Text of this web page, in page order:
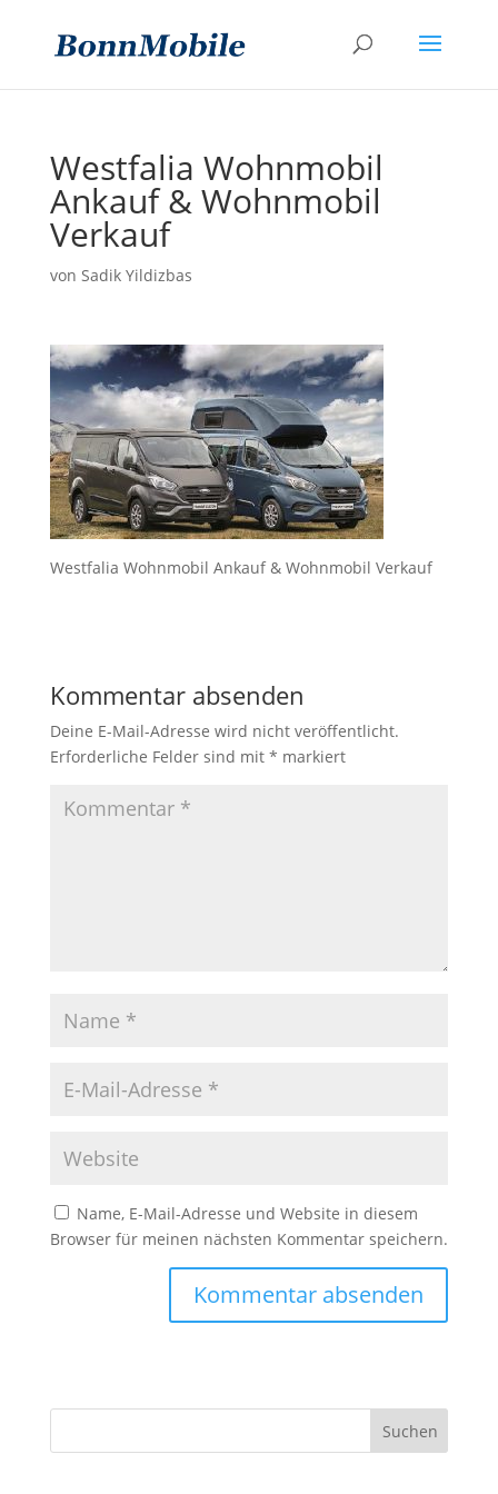
Westfalia Wohnmobil
Ankauf & Wohnmobil
Verkauf
von Sadik Yildizbas
Westfalia Wohnmobil Ankauf & Wohnmobil Verkauf
Kommentar absenden
Deine E-Mail-Adresse wird nicht veröffentlicht.
Erforderliche Felder sind mit * markiert
Name, E-Mail-Adresse und Website in diesem
Browser für meinen nächsten Kommentar speichern.